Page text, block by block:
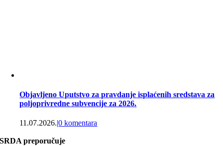
Objavljeno Uputstvo za pravdanje isplaćenih sredstava za
poljoprivredne subvencije za 2026.
11.07.2026.|0 komentara
SRDA preporučuje